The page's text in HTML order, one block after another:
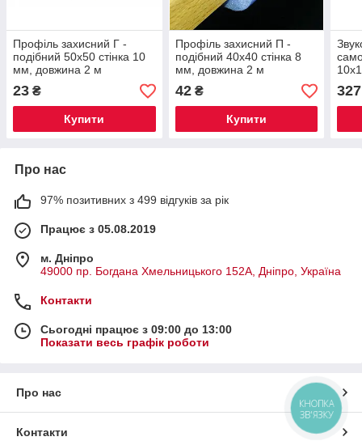
Профіль захисний Г -
подібний 50х50 стiнка 10
мм, довжина 2 м
23 ₴
Купити
Профіль захисний П -
подібний 40х40 стінка 8
мм, довжина 2 м
42₴
Купити
327
Про нас
97% позитивних з 499 відгуків за рік
Працює з 05.08.2019
м. Дніпро
49000 пр. Богдана Хмельницького 152А, Дніпро, Україна
Контакти
Сьогодні працює з 09:00 до 13:00
Показати весь графік роботи
Про нас
Контакти
КНОПКА
ЗВ'ЯЗКУ